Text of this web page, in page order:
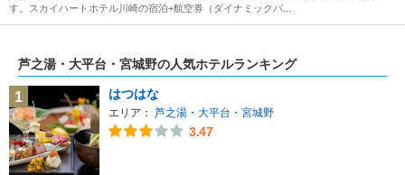
す。スカイハートホテル川崎の宿泊+航空券（ダイナミックパ...
芦之湯・大平台・宮城野の人気ホテルランキング
1 はつはな
エリア： 芦之湯・大平台・宮城野
3.47